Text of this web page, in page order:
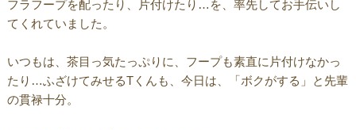
フラフープを配ったり、片付けたり…を、率先してお手伝いし
てくれていました。
いつもは、茶目っ気たっぷりに、フープも素直に片付けなかっ
たり…ふざけてみせるTくんも、今日は、「ボクがする」と先輩
の貫禄十分。